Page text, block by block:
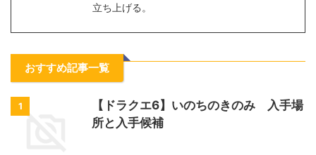
立ち上げる。
おすすめ記事一覧
1
【ドラクエ6】いのちのきのみ 入手場
所と入手候補